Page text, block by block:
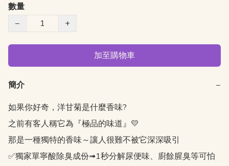
數量
−
+
加至購物車
簡介
−
如果你好奇，洋甘菊是什麼香味?
之前有客人稱它為『極品的味道』💛
那是一種獨特的香味～讓人很難不被它深深吸引
✅獨家單寧酸除臭成份➟1秒分解尿便味、廚餘腥臭等可怕